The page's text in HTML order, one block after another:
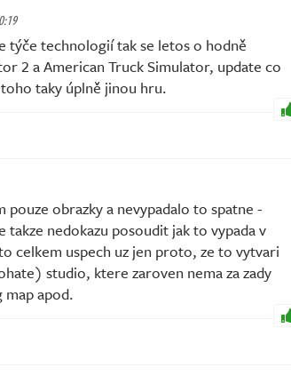
týče technologií tak se letos o hodně
2 a American Truck Simulator, update co
taky úplně jinou hru.
pouze obrazky a nevypadalo to spatne -
nedokazu posoudit jak to vypada v
celkem uspech uz jen proto, ze to vytvari
studio, ktere zaroven nema za zady
map apod.